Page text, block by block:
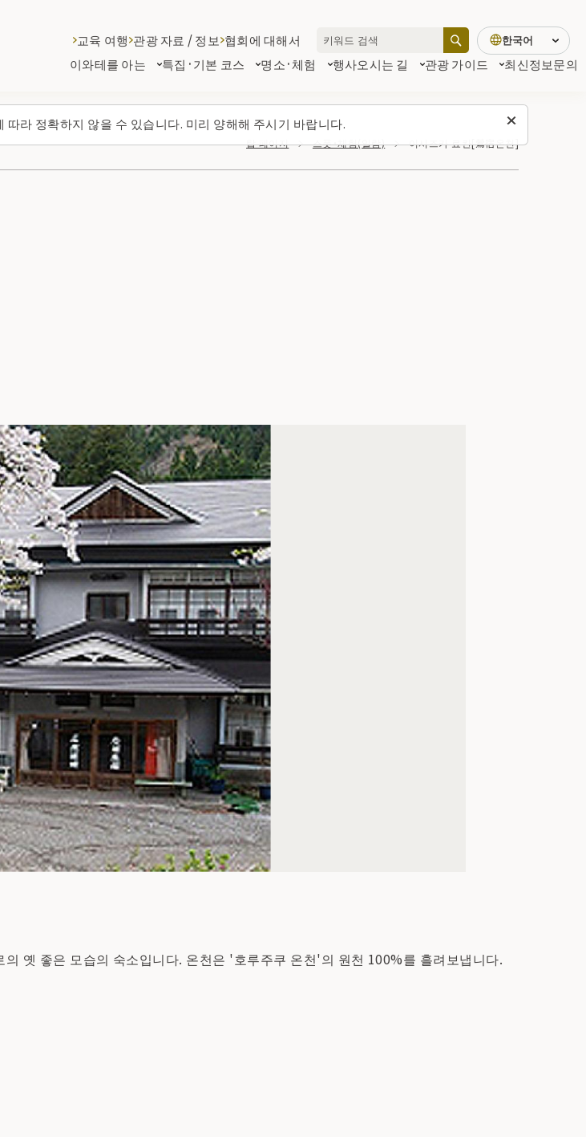
라 정확하지 않을 수 있습니다. 미리 양해해 주시기 바랍니다.
이와테를 아는 특집·기본 코스 명소·체험 행사오시는 길 관광 가이드 최신정보문의
교육 여행 관광 자료 / 정보 협회에 대해서 한국어
탑 페이지 스폿・체험(일람) 이시즈카 료칸[鶯宿온천]
옛 좋은 모습의 숙소입니다. 온천은 '호루주쿠 온천'의 원천 100%를 흘려보냅니다.